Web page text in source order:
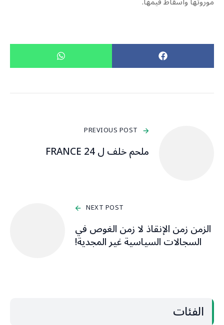
PREVIOUS POST
ملحم خلف ل FRANCE 24
NEXT POST
الزمن زمن الإنقاذ لا زمن الغوص في
السجالات السياسية غير المجدية!
الفئات